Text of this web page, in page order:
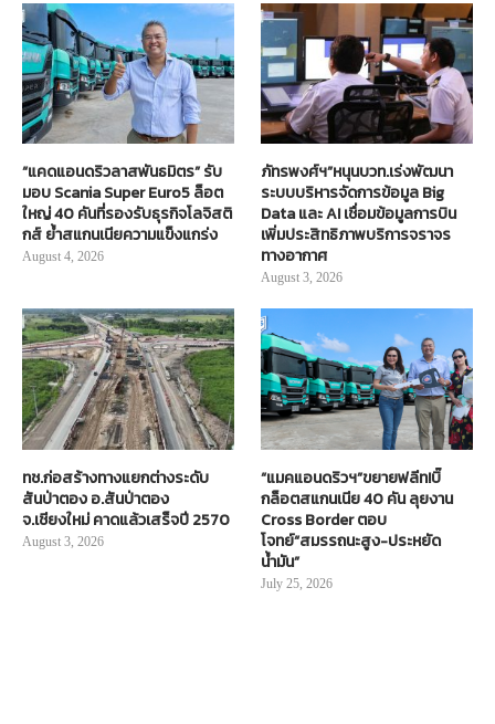
“แคดแอนดริวลาสพันธมิตร” รับ
มอบ Scania Super Euro5 ล็อต
ใหญ่ 40 คันที่รองรับธุรกิจโลจิสติ
กส์ ย้ำสแกนเนียความแข็งแกร่ง
August 4, 2026
ภัทรพงศ์ฯ”หนุนบวท.เร่งพัฒนา
ระบบบริหารจัดการข้อมูล Big
Data และ AI เชื่อมข้อมูลการบิน
เพิ่มประสิทธิภาพบริการจราจร
ทางอากาศ
August 3, 2026
ทช.ก่อสร้างทางแยกต่างระดับ
สันป่าตอง อ.สันป่าตอง
จ.เชียงใหม่ คาดแล้วเสร็จปี 2570
August 3, 2026
“แมคแอนดริวฯ”ขยายฟลีท!บิ๊
กล็อตสแกนเนีย 40 คัน ลุยงาน
Cross Border ตอบ
โจทย์“สมรรถนะสูง-ประหยัด
น้ำมัน”
July 25, 2026